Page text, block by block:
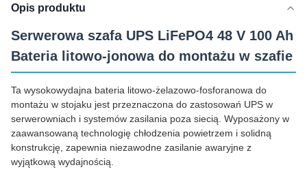
Opis produktu
Serwerowa szafa UPS LiFePO4 48 V 100 Ah
Bateria litowo-jonowa do montażu w szafie
Ta wysokowydajna bateria litowo-żelazowo-fosforanowa do
montażu w stojaku jest przeznaczona do zastosowań UPS w
serwerowniach i systemów zasilania poza siecią. Wyposażony w
zaawansowaną technologię chłodzenia powietrzem i solidną
konstrukcję, zapewnia niezawodne zasilanie awaryjne z
wyjątkową wydajnością.